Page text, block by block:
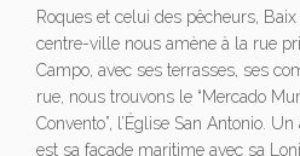
Roques et celui des pêcheurs,
centre-ville nous amène à la rue
Campo, avec ses terrasses, ses
rue, nous trouvons le “Mercado
Convento”, l’Église San Antonio.
est sa façade maritime avec sa